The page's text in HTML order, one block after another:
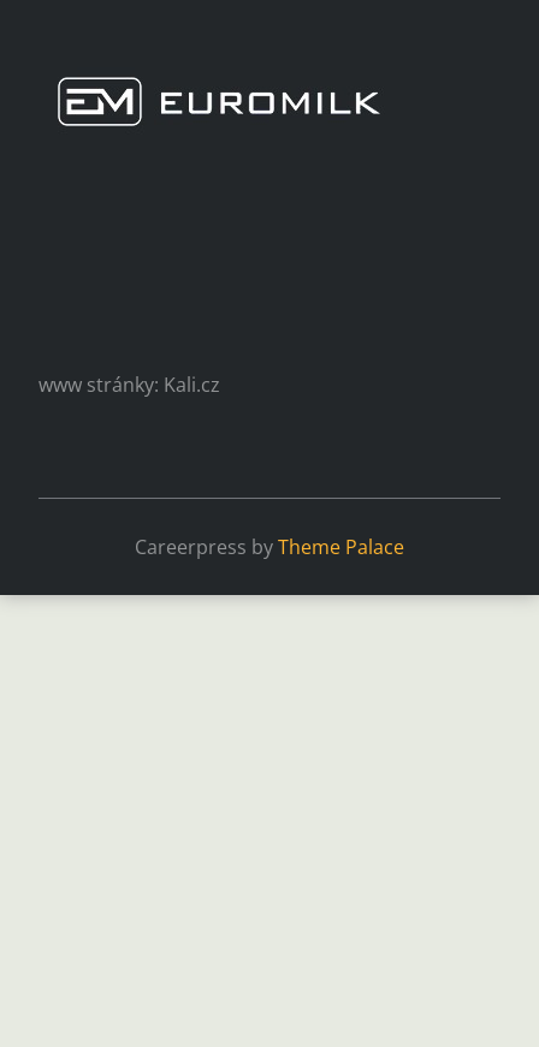
www stránky: Kali.cz
Careerpress byTheme Palace